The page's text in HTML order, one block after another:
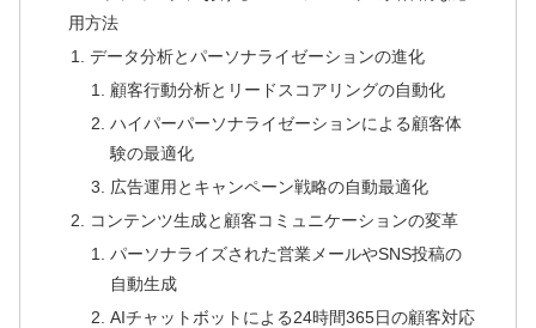
用方法
データ分析とパーソナライゼーションの進化
顧客行動分析とリードスコアリングの自動化
ハイパーパーソナライゼーションによる顧客体
験の最適化
広告運用とキャンペーン戦略の自動最適化
コンテンツ生成と顧客コミュニケーションの変革
パーソナライズされた営業メールやSNS投稿の
自動生成
AIチャットボットによる24時間365日の顧客対応